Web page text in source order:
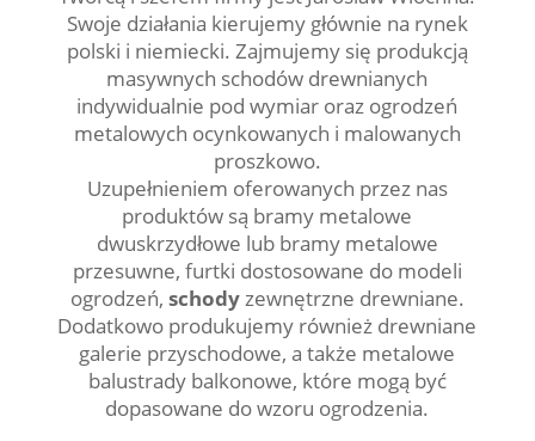
Swoje działania kierujemy głównie na rynek
polski i niemiecki. Zajmujemy się produkcją
masywnych schodów drewnianych
indywidualnie pod wymiar oraz ogrodzeń
metalowych ocynkowanych i malowanych
proszkowo.
Uzupełnieniem oferowanych przez nas
produktów są bramy metalowe
dwuskrzydłowe lub bramy metalowe
przesuwne, furtki dostosowane do modeli
ogrodzeń, schodyzewnętrzne drewniane.
Dodatkowo produkujemy również drewniane
galerie przyschodowe, a także metalowe
balustrady balkonowe, które mogą być
dopasowane do wzoru ogrodzenia.